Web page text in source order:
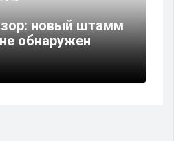
новый штамм
обнаружен